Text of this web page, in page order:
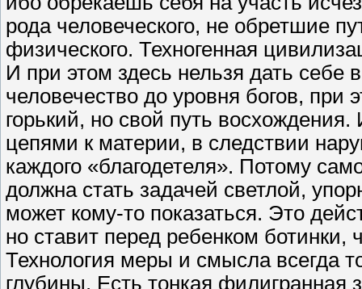
рода человеческого, не обретшие
физического. Техногенная
И при этом здесь нельзя дать
человечество до уровня богов,
горький, но свой путь
цепями к материи, в следствии
каждого «благодетеля». Потому
должна стать задачей светлой,
может кому-то показаться. Это
но ставит перед ребенком
Технология меры и смысла всегда
глубины. Есть тонкая филигранная